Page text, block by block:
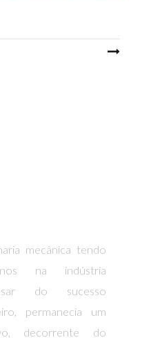
mecânica tendo
na indústria
do sucesso
permanecia um
decorrente do